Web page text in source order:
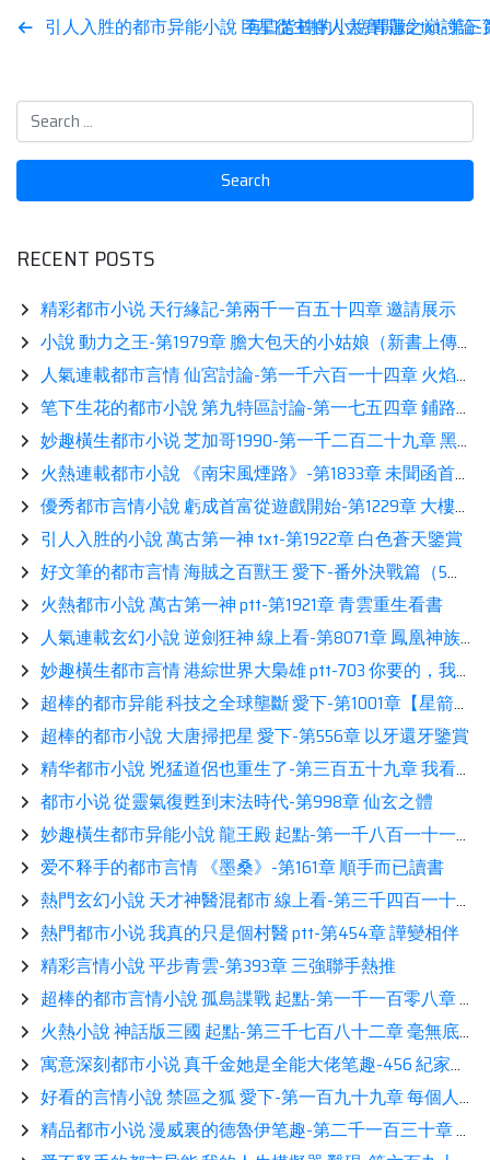
Post
引人入胜的都市异能小說 巨星從主持人大賽開始 txt-第
有口皆碑的小說 青蓮之巔討論
RECENT POSTS
精彩都市小说 天行緣記-第兩千一百五十四章 邀請展示
小說 動力之王-第1979章 膽大包天的小姑娘（新書上傳，求支持）相伴
人氣連載都市言情 仙宮討論-第一千六百一十四章 火焰流星熱推
笔下生花的都市小說 第九特區討論-第一七五四章 鋪路相伴
妙趣橫生都市小说 芝加哥1990-第一千二百二十九章 黑法老讀書
火熱連載都市小說 《南宋風煙路》-第1833章 未聞函首可安邊(2)相伴
優秀都市言情小說 虧成首富從遊戲開始-第1229章 大樓的初步方案鑒賞
引人入胜的小說 萬古第一神 txt-第1922章 白色蒼天鑒賞
好文筆的都市言情 海賊之百獸王 愛下-番外決戰篇（5）讀書
火熱都市小說 萬古第一神 ptt-第1921章 青雲重生看書
人氣連載玄幻小說 逆劍狂神 線上看-第8071章 鳳凰神族的終極祕密！相伴
妙趣橫生都市言情 港綜世界大梟雄 ptt-703 你要的，我給你！推薦
超棒的都市异能 科技之全球壟斷 愛下-第1001章【星箭國際內部的轟動】熱推
超棒的都市小說 大唐掃把星 愛下-第556章 以牙還牙鑒賞
精华都市小說 兇猛道侶也重生了-第三百五十九章 我看起來不像廢物嗎鑒賞
都市小说 從靈氣復甦到末法時代-第998章 仙玄之體
妙趣橫生都市异能小說 龍王殿 起點-第一千八百一十一章 是何來歷？閲讀
爱不释手的都市言情 《墨桑》-第161章 順手而已讀書
熱門玄幻小說 天才神醫混都市 線上看-第三千四百一十七章 天使本使推薦
熱門都市小说 我真的只是個村醫 ptt-第454章 譁變相伴
精彩言情小說 平步青雲-第393章 三強聯手熱推
超棒的都市言情小說 孤島諜戰 起點-第一千一百零八章 送貨讀書
火熱小說 神話版三國 起點-第三千七百八十二章 毫無底線推薦
寓意深刻都市小说 真千金她是全能大佬笔趣-456 紀家人，堂姐，配型成功【2更】看書
好看的言情小說 禁區之狐 愛下-第一百九十九章 每個人的一生都需要一次遠行相伴
精品都市小说 漫威裏的德魯伊笔趣-第二千一百三十章 未來推薦